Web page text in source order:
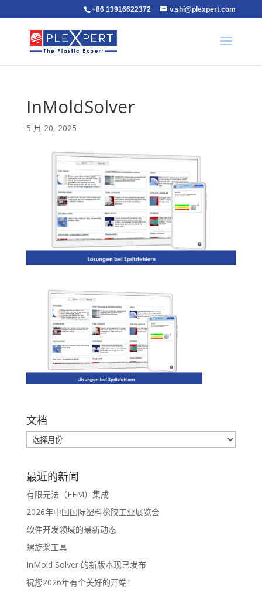
+86 13916622372 v.shi@plexpert.com
InMoldSolver
5 月 20, 2025
文档
最近的新闻
有限元法（FEM）集成
2026年中国国际塑料橡胶工业展览会
软件开发领域的最新动态
螺旋桨工具
InMold Solver 的新版本现已发布
祝您2026年有个美好的开端！